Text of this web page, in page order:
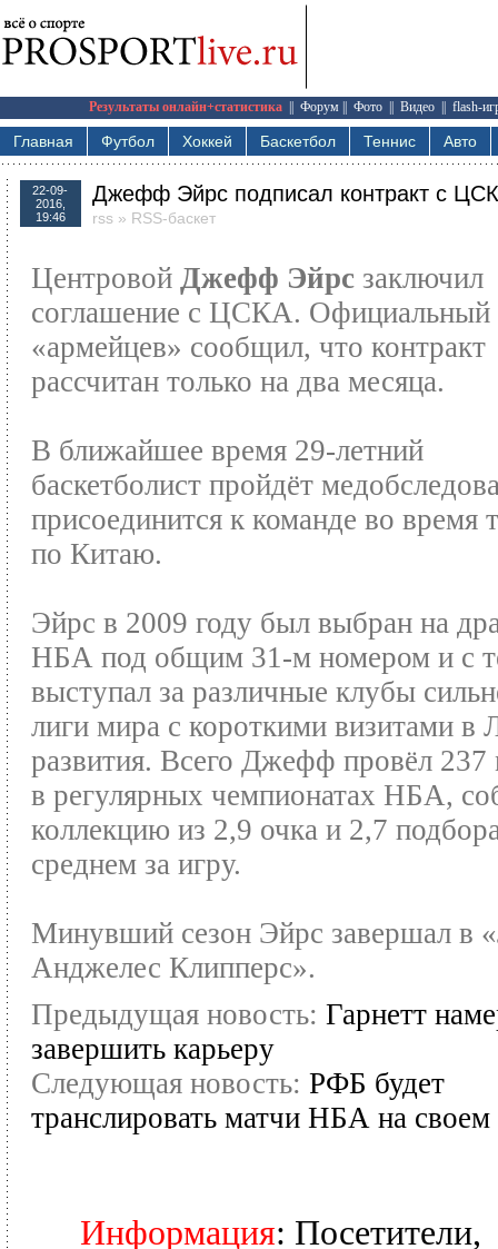
Результаты онлайн+статистика Форум Фото Видео flash-
Главная Футбол Хоккей Баскетбол Теннис Авто
22-09-
2016,
19:46
Джефф Эйрс подписал контракт с
rss » RSS-баскет
Центровой Джефф Эйрс заключил
соглашение с ЦСКА. Официальный
«армейцев» сообщил, что контракт
рассчитан только на два месяца.
В ближайшее время 29-летний
баскетболист пройдёт
присоединится к команде во время
по Китаю.
Эйрс в 2009 году был выбран на
НБА под общим 31-м номером и с
выступал за различные клубы
лиги мира с короткими визитами в
развития. Всего Джефф провёл 237
в регулярных чемпионатах НБА,
коллекцию из 2,9 очка и 2,7
среднем за игру.
Минувший сезон Эйрс завершал в
Анджелес Клипперс».
Предыдущая новость: Гарнетт
завершить карьеру
Следующая новость: РФБ будет
транслировать матчи НБА на своем
Информация: Посетители,